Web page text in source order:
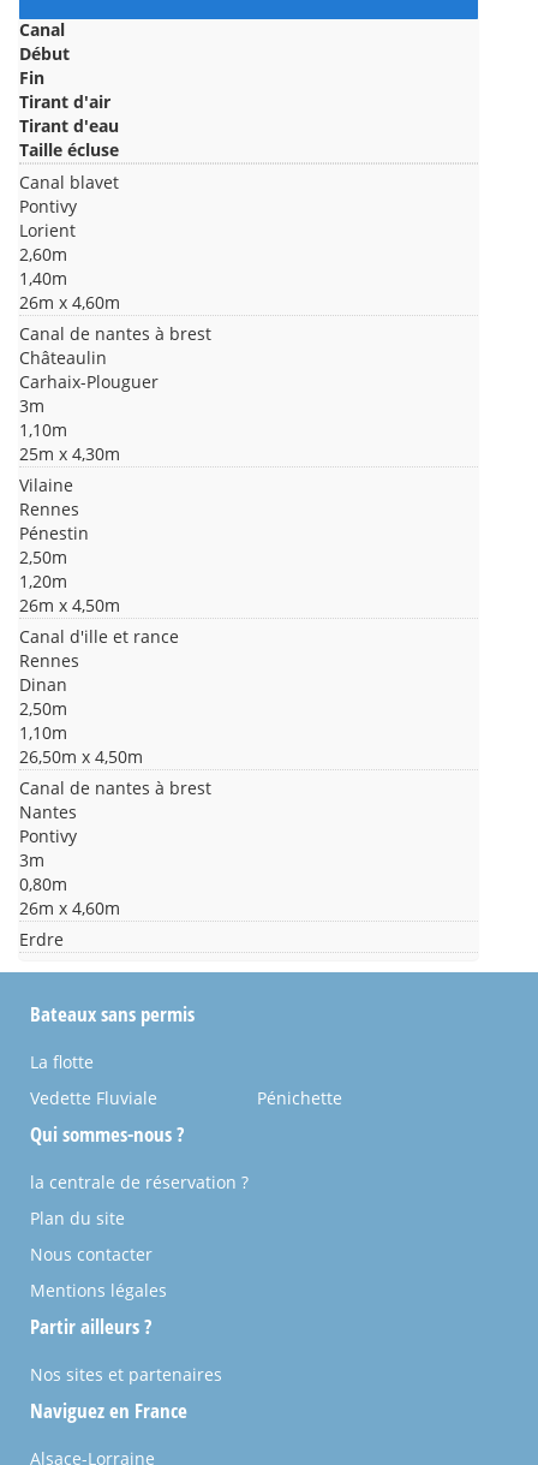
Canal
Début
Fin
Tirant d'air
Tirant d'eau
Taille écluse
Canal blavet
Pontivy
Lorient
2,60m
1,40m
26m x 4,60m
Canal de nantes à brest
Châteaulin
Carhaix-Plouguer
3m
1,10m
25m x 4,30m
Vilaine
Rennes
Pénestin
2,50m
1,20m
26m x 4,50m
Canal d'ille et rance
Rennes
Dinan
2,50m
1,10m
26,50m x 4,50m
Canal de nantes à brest
Nantes
Pontivy
3m
0,80m
26m x 4,60m
Erdre
Bateaux sans permis
La flotte
Vedette Fluviale
Pénichette
Qui sommes-nous ?
la centrale de réservation ?
Plan du site
Nous contacter
Mentions légales
Partir ailleurs ?
Nos sites et partenaires
Naviguez en France
Alsace-Lorraine